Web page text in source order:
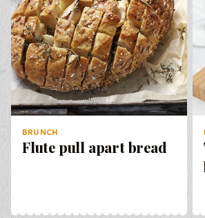
BRUNCH
Flute pull apart bread